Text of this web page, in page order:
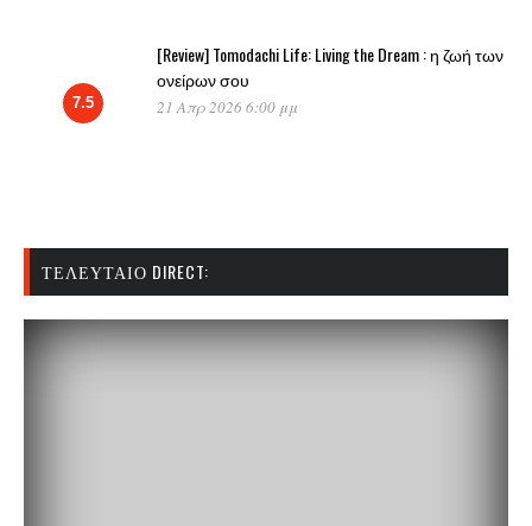
7.5
[Review] Tomodachi Life: Living the Dream : η ζωή των
ονείρων σου
21 Απρ 2026 6:00 μμ
ΤΕΛΕΥΤΑΊΟ DIRECT: